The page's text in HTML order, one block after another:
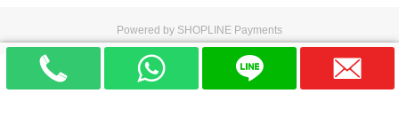
Powered by SHOPLINE Payments